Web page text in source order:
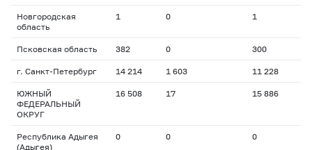
Новгородская
область
1 0 1
Псковская область 382 0 300
г. Санкт-Петербург 14 214 1 603 11 228
ЮЖНЫЙ
ФЕДЕРАЛЬНЫЙ
ОКРУГ
16 508 17 15 886
Республика Адыгея
(Адыгея)
0 0 0